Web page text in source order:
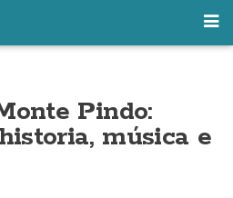
Pindo:
música e